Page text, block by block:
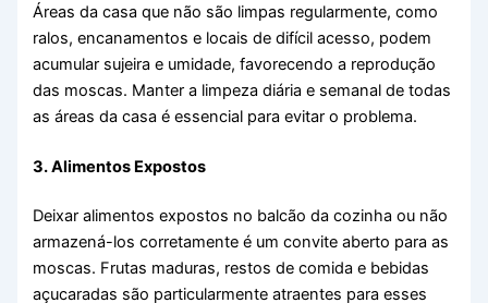
Áreas da casa que não são limpas regularmente, como
ralos, encanamentos e locais de difícil acesso, podem
acumular sujeira e umidade, favorecendo a reprodução
das moscas. Manter a limpeza diária e semanal de todas
as áreas da casa é essencial para evitar o problema.
3. Alimentos Expostos
Deixar alimentos expostos no balcão da cozinha ou não
armazená-los corretamente é um convite aberto para as
moscas. Frutas maduras, restos de comida e bebidas
açucaradas são particularmente atraentes para esses